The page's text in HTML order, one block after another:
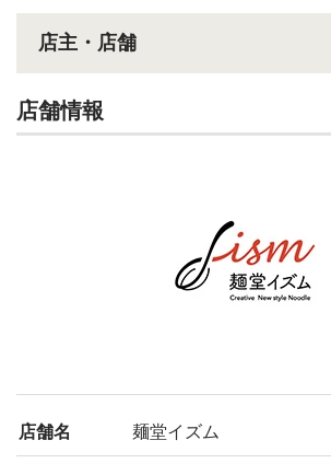
店主・店舗
店舗情報
店舗名 麺堂イズム